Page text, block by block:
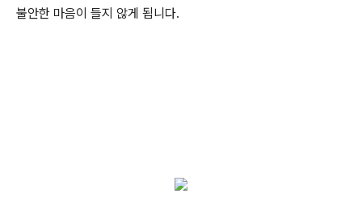
불안한 마음이 들지 않게 됩니다.